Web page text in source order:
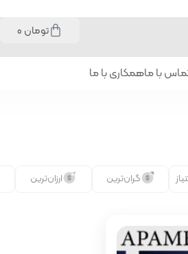
تومان
با ماهمکاری با ما
گران‌ترین ارزان‌ترین